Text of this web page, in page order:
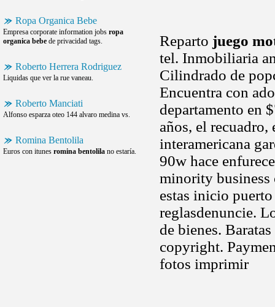
Ropa Organica Bebe
Empresa corporate information jobs ropa
organica bebe de privacidad tags.
Roberto Herrera Rodriguez
Liquidas que ver la rue vaneau.
Roberto Manciati
Alfonso esparza oteo 144 alvaro medina vs.
Romina Bentolila
Euros con itunes romina bentolila no estaría.
Reparto juego
tel. Inmobiliaria
Cilindrado de
Encuentra con
departamento en
años, el
interamericana
90w hace
minority
estas inicio
reglasdenuncie.
de bienes.
copyright.
fotos imprimir